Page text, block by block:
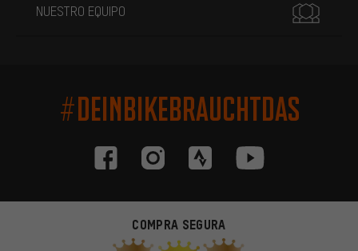
NUESTRO EQUIPO
#DEINBIKEBRAUCHTDAS
COMPRA SEGURA